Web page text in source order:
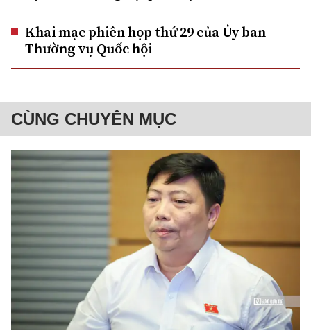
Khai mạc phiên họp thứ 29 của Ủy ban
Thường vụ Quốc hội
CÙNG CHUYÊN MỤC